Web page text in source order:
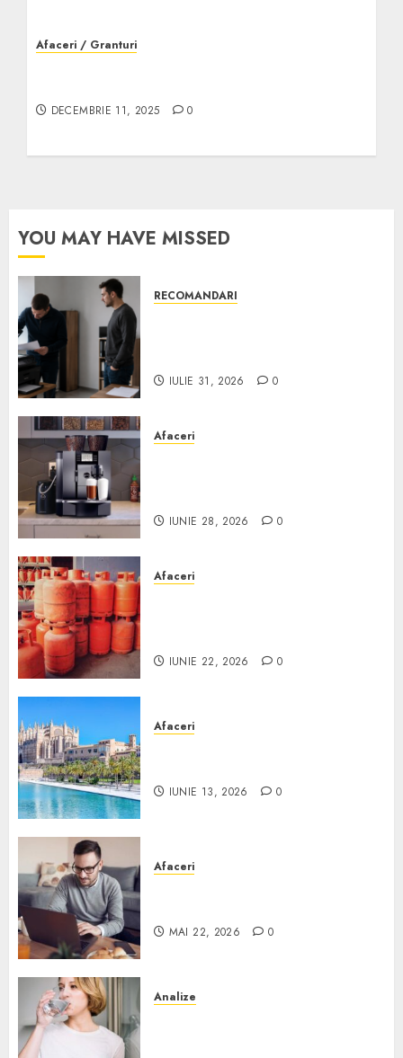
Afaceri / Granturi
DECEMBRIE 11, 2025 0
YOU MAY HAVE MISSED
RECOMANDARI
IULIE 31, 2026 0
Afaceri
IUNIE 28, 2026 0
Afaceri
IUNIE 22, 2026 0
Afaceri
IUNIE 13, 2026 0
Afaceri
MAI 22, 2026 0
Analize